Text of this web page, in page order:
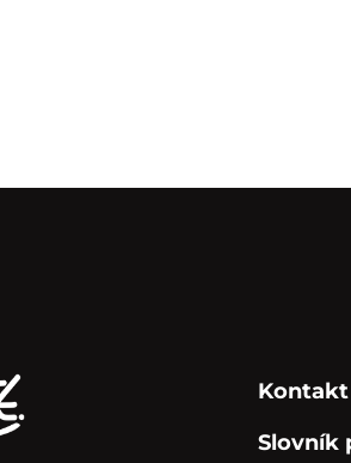
Kontakt
Slovník